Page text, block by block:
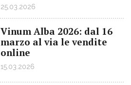
25.03.2026
Vinum Alba 2026: dal 16
marzo al via le vendite
online
15.03.2026